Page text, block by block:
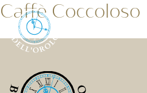
Caffè Coccoloso